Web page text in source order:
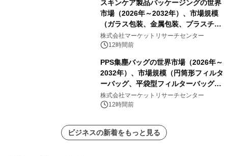
スキンケア製品パッケージングの世界
市場（2026年～2032年）、市場規模
（ガラス包装、金属包装、プラスチッ
ク包装、その他）・分析レポートを発
表
株式会社マーケットリサーチセンター
12時間前
PPS集塵バッグの世界市場（2026年～
2032年）、市場規模（円筒形フィルタ
ーバッグ、平袋型フィルターバッグ、
プリーツフィルターバッグ、その
他）・分析レポートを発表
株式会社マーケットリサーチセンター
12時間前
ビジネスの新着をもっと見る